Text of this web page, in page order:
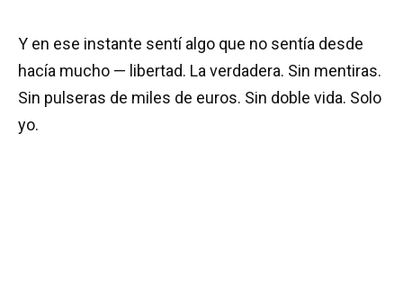
Y en ese instante sentí algo que no sentía desde
hacía mucho — libertad. La verdadera. Sin mentiras.
Sin pulseras de miles de euros. Sin doble vida. Solo
yo.